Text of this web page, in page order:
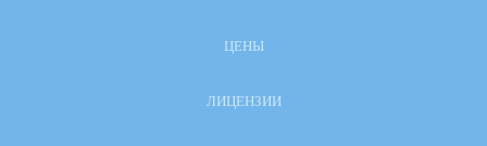
ЦЕНЫ
ЛИЦЕНЗИИ